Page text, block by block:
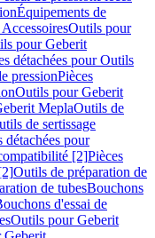
Équipements de
Outils pour
pour Geberit
détachées pour Outils
pressionPièces
Outils pour Geberit
MeplaOutils de
de sertissage
détachées pour
[2]Pièces
Outils de préparation de
de tubesBouchons
d'essai de
Outils pour Geberit